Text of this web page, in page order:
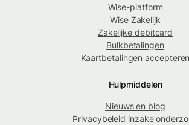
Wise-platform
Wise Zakelijk
Zakelijke debitcard
Bulkbetalingen
Kaartbetalingen accepteren
Hulpmiddelen
Nieuws en blog
Privacybeleid inzake